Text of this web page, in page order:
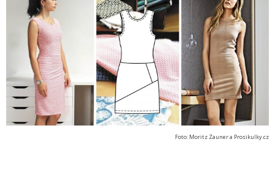
Foto: Moritz Zauner a Prosikulky.cz